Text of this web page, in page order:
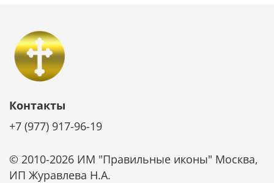
Контакты
+7 (977) 917-96-19
© 2010-2026 ИМ "Правильные иконы" Москва,
ИП Журавлева Н.А.